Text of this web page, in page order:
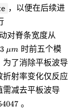
，以便在后续进
对脊条宽度从
\mu
m
3\
\mu
m
3 μm 时前五个模
为了消除平板波导
射率变化仅反应
需减去平板波导
4047 。